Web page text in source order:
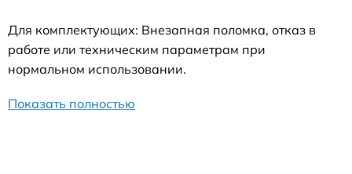
Для комплектующих: Внезапная поломка, отказ в
работе или техническим параметрам при
нормальном использовании.
Показать полностью